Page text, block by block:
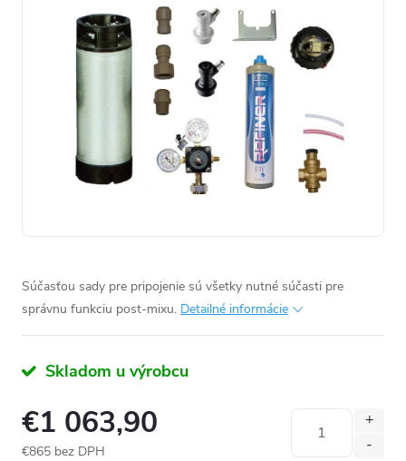
Súčasťou sady pre pripojenie sú všetky nutné súčasti pre
správnu funkciu post-mixu. Detailné informácie
Skladom u výrobcu
€1 063,90
€865 bez DPH